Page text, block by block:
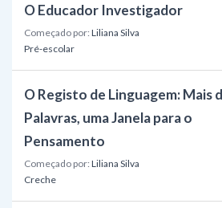
O Educador Investigador
Começado por: Liliana Silva
Pré-escolar
O Registo de Linguagem: Mais
Palavras, uma Janela para o
Pensamento
Começado por: Liliana Silva
Creche